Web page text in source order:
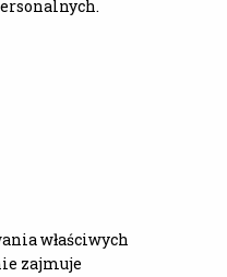
właściwych
zajmuje